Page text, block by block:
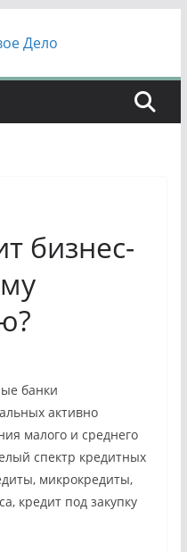
бизнес-
банки
активно
малого и среднего
спектр кредитных
микрокредиты,
кредит под закупку